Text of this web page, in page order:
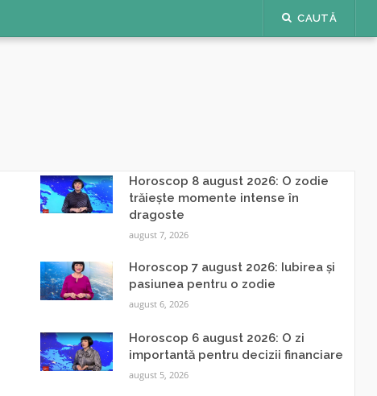
CAUTĂ
Horoscop 8 august 2026: O zodie
trăiește momente intense în
dragoste
august 7, 2026
Horoscop 7 august 2026: Iubirea și
pasiunea pentru o zodie
august 6, 2026
Horoscop 6 august 2026: O zi
importantă pentru decizii financiare
august 5, 2026